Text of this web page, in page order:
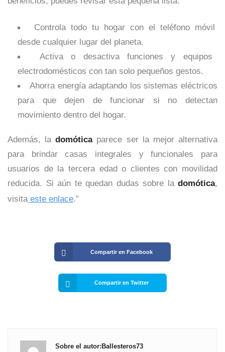
Controla todo tu hogar con el teléfono móvil
desde cualquier lugar del planeta.
Activa o desactiva funciones y equipos
electrodomésticos con tan solo pequeños gestos.
Ahorra energía adaptando los sistemas eléctricos
para que dejen de funcionar si no detectan
movimiento dentro del hogar.
Además, ladomóticaparece ser la mejor alternativa
para brindar casas integrales y funcionales para
usuarios de la tercera edad o clientes con movilidad
reducida. Si aún te quedan dudas sobre la domótica,
visita este enlace.”
Compartir en Facebook
Compartir en Twitter
Sobre el autor:Ballesteros73